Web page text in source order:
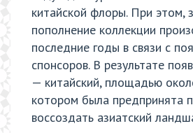
китайской флоры. При этом,
пополнение коллекции
последние годы в связи с
спонсоров. В результате
— китайский, площадью
котором была предпринята
воссоздать азиатский